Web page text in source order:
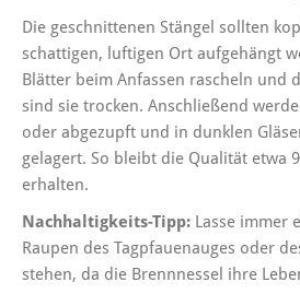
Die geschnittenen Stängel sollten
schattigen, luftigen Ort aufgehängt
Blätter beim Anfassen rascheln und
sind sie trocken. Anschließend
oder abgezupft und in dunklen
gelagert. So bleibt die Qualität etwa
erhalten.
Nachhaltigkeits-Tipp: Lasse immer
Raupen des Tagpfauenauges oder
stehen, da die Brennnessel ihre